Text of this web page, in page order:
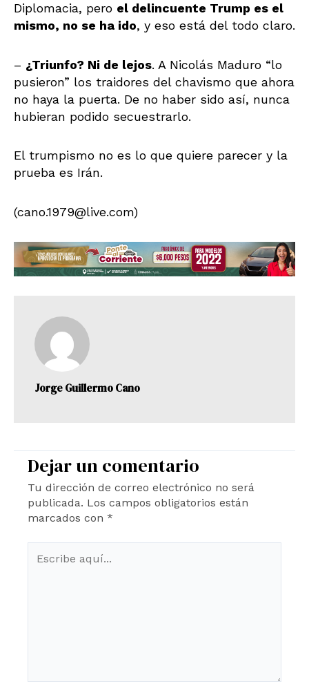
Diplomacia, pero el delincuente Trump es el
mismo, no se ha ido, y eso está del todo claro.
– ¿Triunfo? Ni de lejos. A Nicolás Maduro “lo
pusieron” los traidores del chavismo que ahora
no haya la puerta. De no haber sido así, nunca
hubieran podido secuestrarlo.
El trumpismo no es lo que quiere parecer y la
prueba es Irán.
(cano.1979@live.com)
Jorge Guillermo Cano
Dejar un comentario
Tu dirección de correo electrónico no será
publicada. Los campos obligatorios están
marcados con *
aquí...